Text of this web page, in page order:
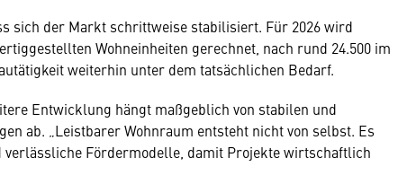
sich der Markt schrittweise stabilisiert. Für 2026 wird
Wohneinheiten gerechnet, nach rund 24.500 im
weiterhin unter dem tatsächlichen Bedarf.
Entwicklung hängt maßgeblich von stabilen und
ab. „Leistbarer Wohnraum entsteht nicht von selbst. Es
verlässliche Fördermodelle, damit Projekte wirtschaftlich